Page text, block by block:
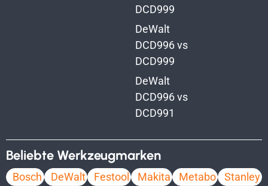
DCD999
DeWalt
DCD996 vs
DCD999
DeWalt
DCD996 vs
DCD991
Beliebte Werkzeugmarken
Bosch DeWalt Festool Makita Metabo Stanley